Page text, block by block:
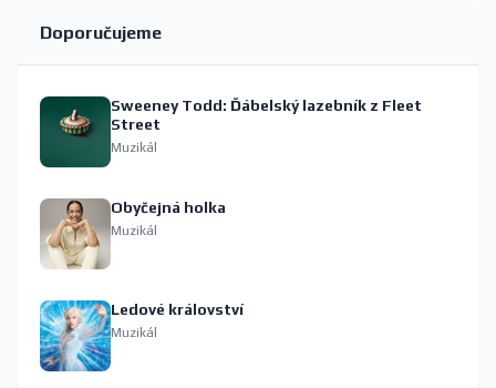
Doporučujeme
Sweeney Todd: Ďábelský lazebník z Fleet
Street
Muzikál
Obyčejná holka
Muzikál
Ledové království
Muzikál